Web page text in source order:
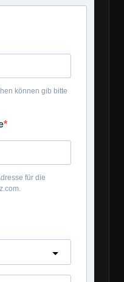
können gib bitte
für die